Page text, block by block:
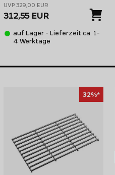
UVP 329,00 EUR
312,55 EUR
auf Lager - Lieferzeit ca. 1-
4 Werktage
32%*